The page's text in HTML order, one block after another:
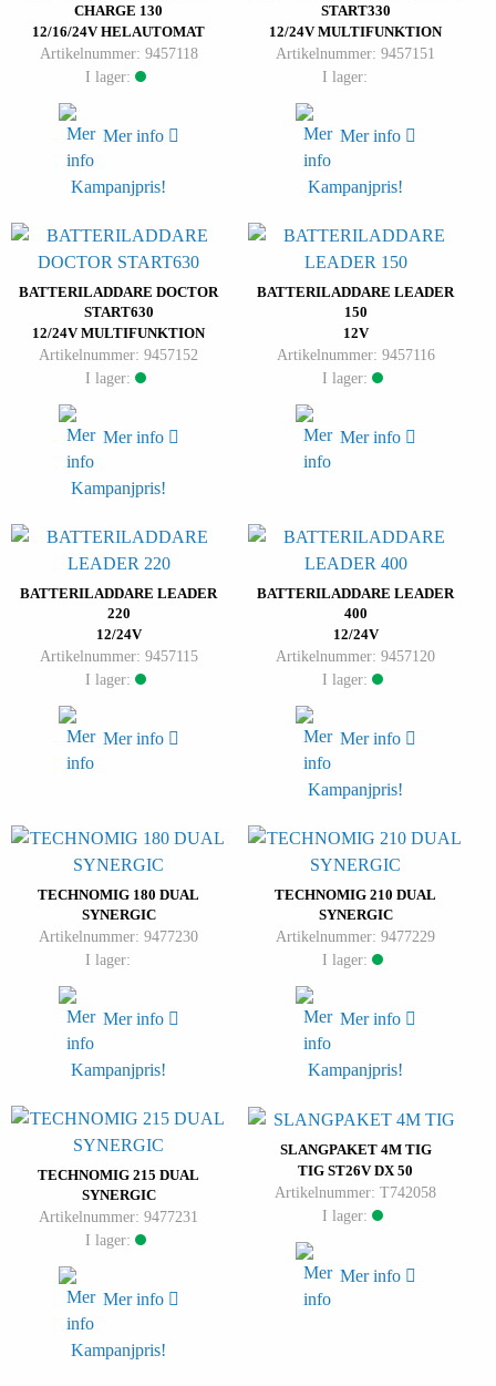
CHARGE 130
12/16/24V HELAUTOMAT
Artikelnummer: 9457118
I lager:
Mer info
Kampanjpris!
START330
12/24V MULTIFUNKTION
Artikelnummer: 9457151
I lager:
Mer info
Kampanjpris!
BATTERILADDARE DOCTOR
START630
12/24V MULTIFUNKTION
Artikelnummer: 9457152
I lager:
Mer info
Kampanjpris!
BATTERILADDARE LEADER
150
12V
Artikelnummer: 9457116
I lager:
Mer info
BATTERILADDARE LEADER
220
12/24V
Artikelnummer: 9457115
I lager:
Mer info
BATTERILADDARE LEADER
400
12/24V
Artikelnummer: 9457120
I lager:
Mer info
Kampanjpris!
TECHNOMIG 180 DUAL
SYNERGIC
Artikelnummer: 9477230
I lager:
Mer info
Kampanjpris!
TECHNOMIG 210 DUAL
SYNERGIC
Artikelnummer: 9477229
I lager:
Mer info
Kampanjpris!
TECHNOMIG 215 DUAL
SYNERGIC
Artikelnummer: 9477231
I lager:
Mer info
Kampanjpris!
SLANGPAKET 4M TIG
TIG ST26V DX 50
Artikelnummer: T742058
I lager:
Mer info